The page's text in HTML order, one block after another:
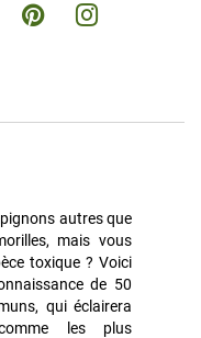
autres que
mais vous
toxique ? Voici
de 50
qui éclairera
les plus